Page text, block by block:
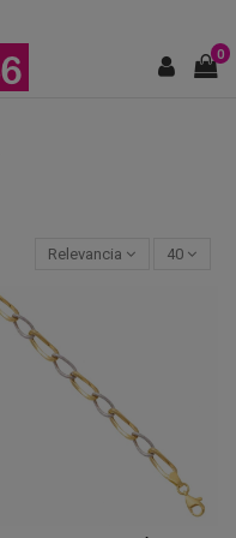
0
Relevancia 40